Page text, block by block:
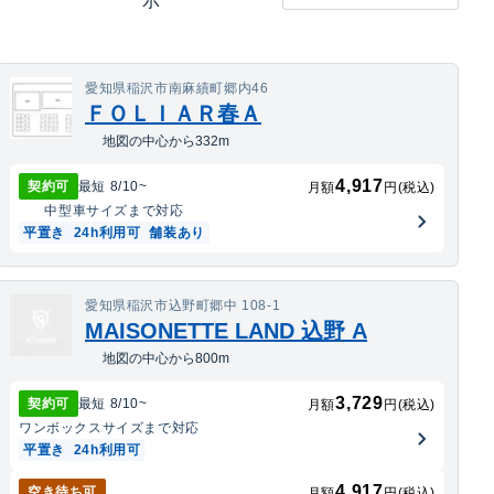
愛知県稲沢市南麻績町郷内46
ＦＯＬＩＡＲ春Ａ
地図の中心から332m
契約可 最短 8/10~ 月額4,917 円(税込)
中型車サイズまで対応
平置き
24h利用可 舗装あり
愛知県稲沢市込野町郷中 108-1
MAISONETTE LAND 込野 A
地図の中心から800m
契約可 最短 8/10~ 月額3,729 円(税込)
ワンボックスサイズまで対応
平置き
24h利用可